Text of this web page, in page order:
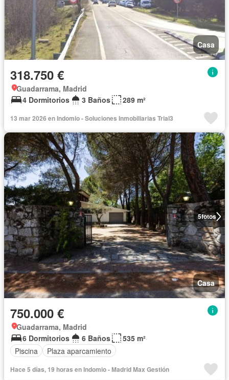
Casa
318.750 €
Guadarrama, Madrid
4 Dormitorios
3 Baños 289 m²
13 mar 2026 en Indomio - Soluciones Inmobiliarias Trial3
5fotos
Casa
750.000 €
Guadarrama, Madrid
6 Dormitorios
6 Baños
535 m²
Piscina
Plaza aparcamiento
Hace 5 días, 19 horas en Indomio - Madrid Max Gestión